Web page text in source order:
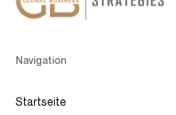
Navigation
Startseite